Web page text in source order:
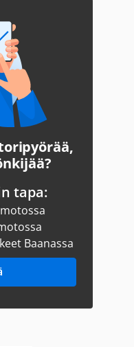
tapa:
Baanassa